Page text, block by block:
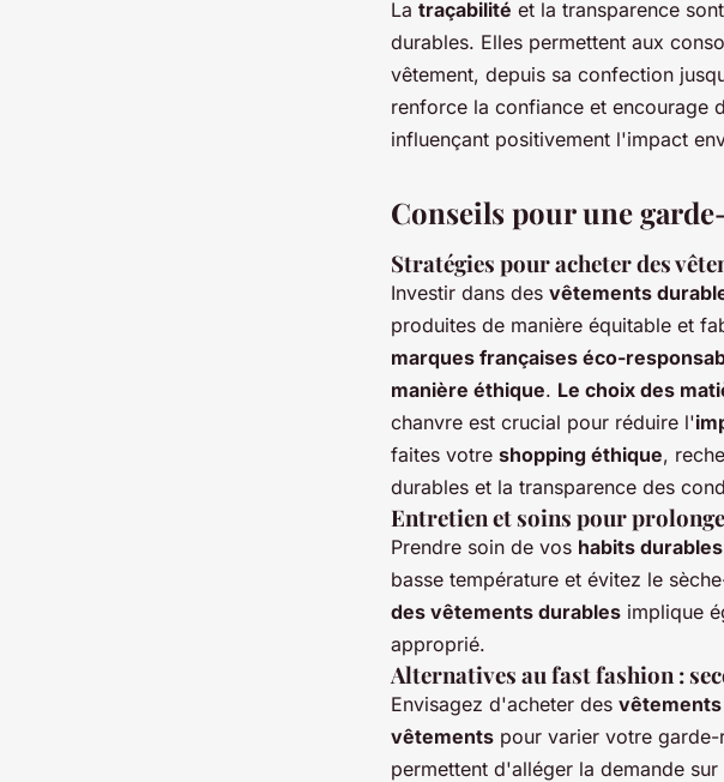
La traçabilité et la transparence
durables. Elles permettent aux
vêtement, depuis sa confection
renforce la confiance et encourage
influençant positivement l'impact
Conseils pour une
Stratégies pour acheter des
Investir dans des vêtements
produites de manière équitable et
marques françaises éco-
manière éthique. Le choix des
chanvre est crucial pour réduire l'
faites votre shopping éthique,
durables et la transparence des
Entretien et soins pour
Prendre soin de vos habits durables
basse température et évitez le
des vêtements durables implique
approprié.
Alternatives au fast fashion :
Envisagez d'acheter des vêtements
vêtements pour varier votre
permettent d'alléger la demande